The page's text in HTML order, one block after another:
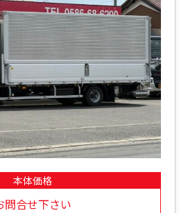
本体価格
問合せ下さい